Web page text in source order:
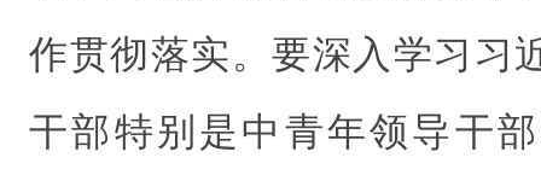
作贯彻落实。要深入学习习
干部特别是中青年领导干